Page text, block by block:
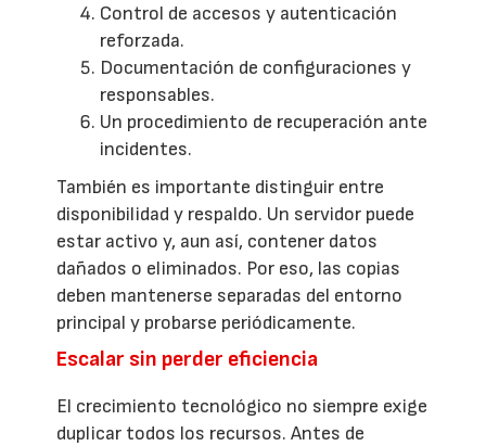
Control de accesos y autenticación
reforzada.
Documentación de configuraciones y
responsables.
Un procedimiento de recuperación ante
incidentes.
También es importante distinguir entre
disponibilidad y respaldo. Un servidor puede
estar activo y, aun así, contener datos
dañados o eliminados. Por eso, las copias
deben mantenerse separadas del entorno
principal y probarse periódicamente.
Escalar sin perder eficiencia
El crecimiento tecnológico no siempre exige
duplicar todos los recursos. Antes de